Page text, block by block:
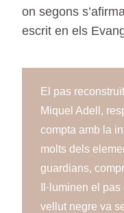
on segons
escrit en els
El pas
Miquel Adell,
compta amb la
molts dels
guardians,
Il·luminen el
vellut negre va